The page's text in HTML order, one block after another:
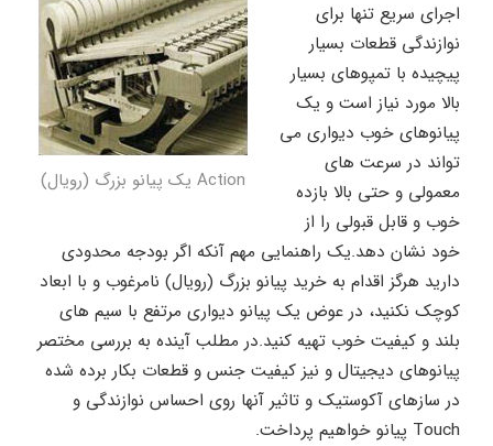
Action یک پیانو بزرگ (رویال)
اجرای سریع تنها برای
نوازندگی قطعات بسیار
پیچیده با تمپوهای بسیار
بالا مورد نیاز است و یک
پیانوهای خوب دیواری می
تواند در سرعت های
معمولی و حتی بالا بازده
خوب و قابل قبولی را از
خود نشان دهد.یک راهنمایی مهم آنکه اگر بودجه محدودی
دارید هرگز اقدام به خرید پیانو بزرگ (رویال) نامرغوب و با ابعاد
کوچک نکنید، در عوض یک پیانو دیواری مرتفع با سیم های
بلند و کیفیت خوب تهیه کنید.در مطلب آینده به بررسی مختصر
پیانوهای دیجیتال و نیز کیفیت جنس و قطعات بکار برده شده
در سازهای آکوستیک و تاثیر آنها روی احساس نوازندگی و
Touch پیانو خواهیم پرداخت.